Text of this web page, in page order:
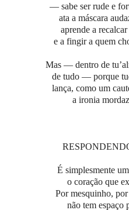
— sabe ser rude e
ata a máscara
aprende a
e a fingir a quem
Mas — dentro de
de tudo — porque
lança, como um
a ironia
É simplesmente
o coração que
Por mesquinho,
não tem espaço